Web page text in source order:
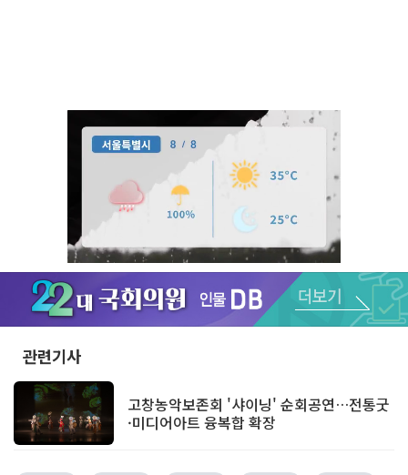
Unmute
관련기사
고창농악보존회 '샤이닝' 순회공연…전통굿
·미디어아트 융복합 확장